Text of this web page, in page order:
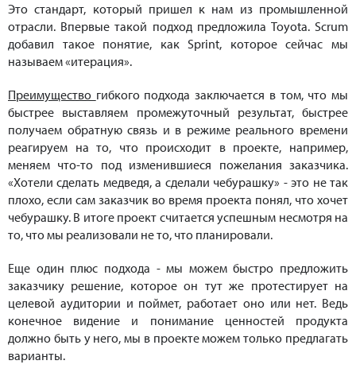
Это стандарт, который пришел к нам из промышленной
отрасли. Впервые такой подход предложила Toyota. Scrum
добавил такое понятие, как Sprint, которое сейчас мы
называем «итерация».
Преимущество гибкого подхода заключается в том, что мы
быстрее выставляем промежуточный результат, быстрее
получаем обратную связь и в режиме реального времени
реагируем на то, что происходит в проекте, например,
меняем что-то под изменившиеся пожелания заказчика.
«Хотели сделать медведя, а сделали чебурашку» - это не так
плохо, если сам заказчик во время проекта понял, что хочет
чебурашку. В итоге проект считается успешным несмотря на
то, что мы реализовали не то, что планировали.
Еще один плюс подхода - мы можем быстро предложить
заказчику решение, которое он тут же протестирует на
целевой аудитории и поймет, работает оно или нет. Ведь
конечное видение и понимание ценностей продукта
должно быть у него, мы в проекте можем только предлагать
варианты.